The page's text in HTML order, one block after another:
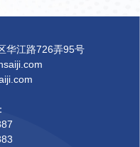
华江路726弄95号